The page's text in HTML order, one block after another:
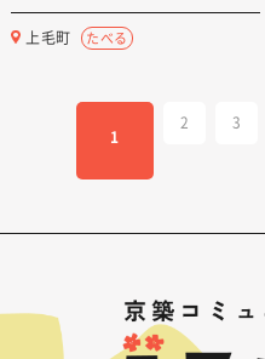
上毛町 たべる
1
2 3